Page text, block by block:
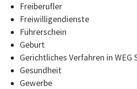
Freiberufler
Freiwilligendienste
Führerschein
Geburt
Gerichtliches Verfahren in WEG
Gesundheit
Gewerbe